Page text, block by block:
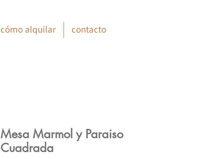
cómo alquilar contacto
Mesa Marmol y Paraiso
Cuadrada